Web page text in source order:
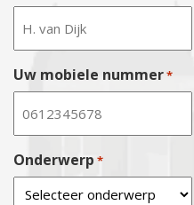
Uw mobiele nummer*
Onderwerp *